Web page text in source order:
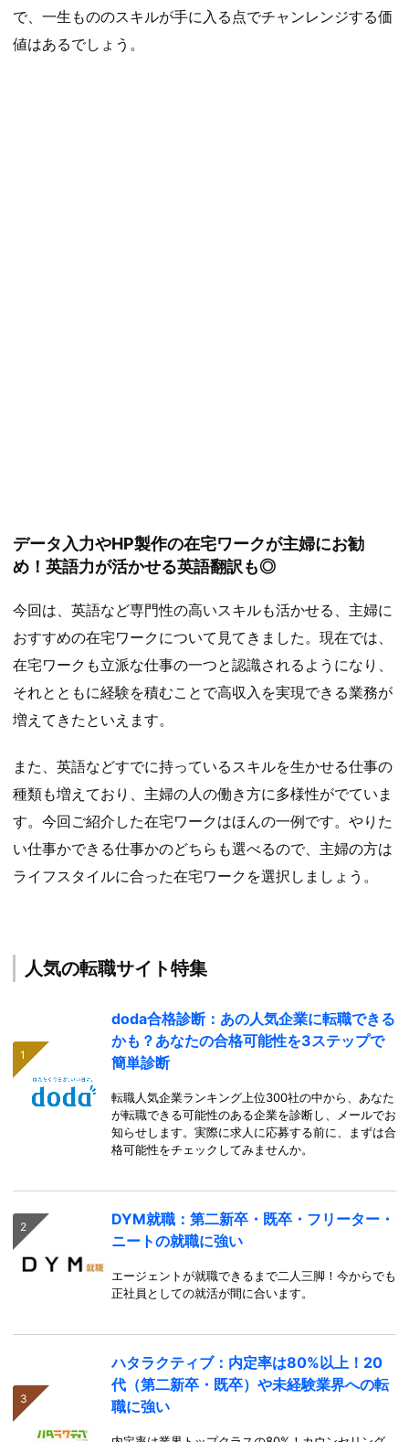
で、一生もののスキルが手に入る点でチャンレンジする価
値はあるでしょう。
データ入力やHP製作の在宅ワークが主婦にお勧
め！英語力が活かせる英語翻訳も◎
今回は、英語など専門性の高いスキルも活かせる、主婦に
おすすめの在宅ワークについて見てきました。現在では、
在宅ワークも立派な仕事の一つと認識されるようになり、
それとともに経験を積むことで高収入を実現できる業務が
増えてきたといえます。
また、英語などすでに持っているスキルを生かせる仕事の
種類も増えており、主婦の人の働き方に多様性がでていま
す。今回ご紹介した在宅ワークはほんの一例です。やりた
い仕事かできる仕事かのどちらも選べるので、主婦の方は
ライフスタイルに合った在宅ワークを選択しましょう。
人気の転職サイト特集
doda合格診断：あの人気企業に転職できる
かも？あなたの合格可能性を3ステップで
簡単診断
転職人気企業ランキング上位300社の中から、あなた
が転職できる可能性のある企業を診断し、メールでお
知らせします。実際に求人に応募する前に、まずは合
格可能性をチェックしてみませんか。
DYM就職：第二新卒・既卒・フリーター・
ニートの就職に強い
エージェントが就職できるまで二人三脚！今からでも
正社員としての就活が間に合います。
ハタラクティブ：内定率は80%以上！20
代（第二新卒・既卒）や未経験業界への転
職に強い